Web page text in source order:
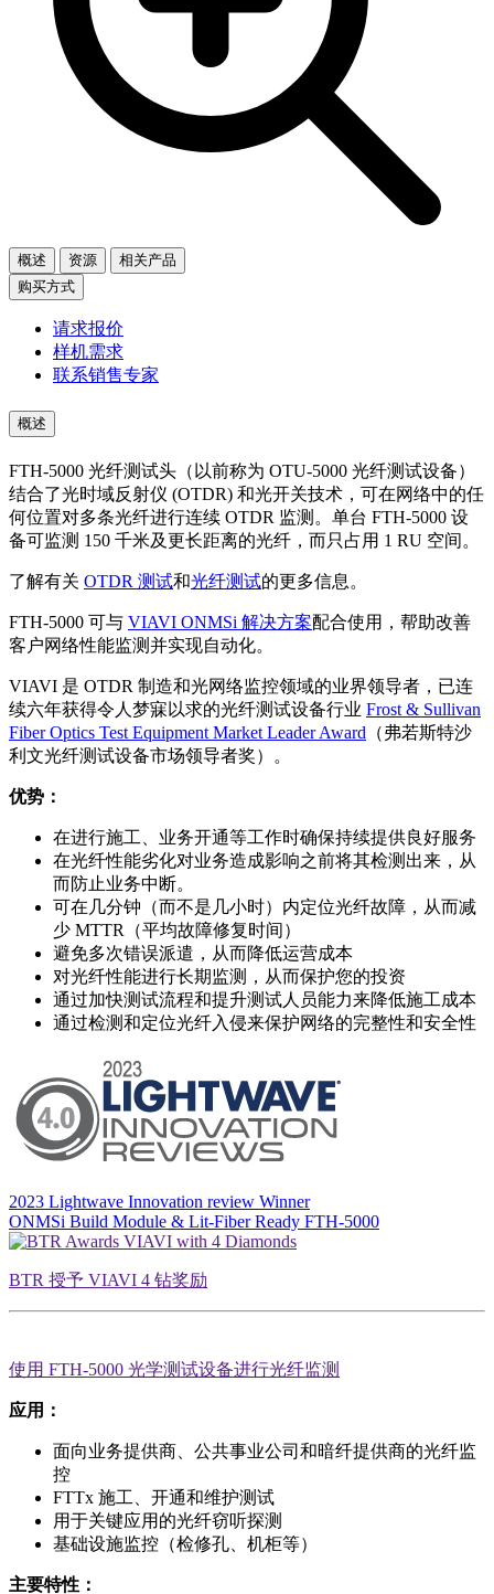
概述 资源
相关产品
购买方式
请求报价
样机需求
联系销售专家
概述
FTH-5000 光纤测试头（以前称为 OTU-5000 光纤测试设备）
结合了光时域反射仪 (OTDR) 和光开关技术，可在网络中的任
何位置对多条光纤进行连续 OTDR 监测。单台 FTH-5000 设
备可监测 150 千米及更长距离的光纤，而只占用 1 RU 空间。
了解有关 OTDR 测试和光纤测试的更多信息。
FTH-5000 可与 VIAVI ONMSi 解决方案配合使用，帮助改善
客户网络性能监测并实现自动化。
VIAVI 是 OTDR 制造和光网络监控领域的业界领导者，已连
续六年获得令人梦寐以求的光纤测试设备行业 Frost & Sullivan
Fiber Optics Test Equipment Market Leader Award （弗若斯特沙
利文光纤测试设备市场领导者奖）。
优势：
在进行施工、业务开通等工作时确保持续提供良好服务
在光纤性能劣化对业务造成影响之前将其检测出来，从
而防止业务中断。
可在几分钟（而不是几小时）内定位光纤故障，从而减
少 MTTR（平均故障修复时间）
避免多次错误派遣，从而降低运营成本
对光纤性能进行长期监测，从而保护您的投资
通过加快测试流程和提升测试人员能力来降低施工成本
通过检测和定位光纤入侵来保护网络的完整性和安全性
2023 Lightwave Innovation review Winner
ONMSi Build Module & Lit-Fiber Ready FTH-5000
BTR 授予 VIAVI 4 钻奖励
使用 FTH-5000 光学测试设备进行光纤监测
应用：
面向业务提供商、公共事业公司和暗纤提供商的光纤监
控
FTTx 施工、开通和维护测试
用于关键应用的光纤窃听探测
基础设施监控（检修孔、机柜等）
主要特性：